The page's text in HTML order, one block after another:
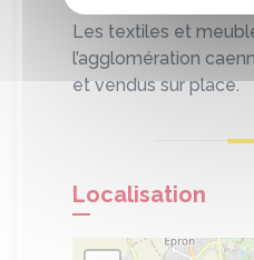
Les textiles et
l’agglomération
et vendus sur place.
Localisation